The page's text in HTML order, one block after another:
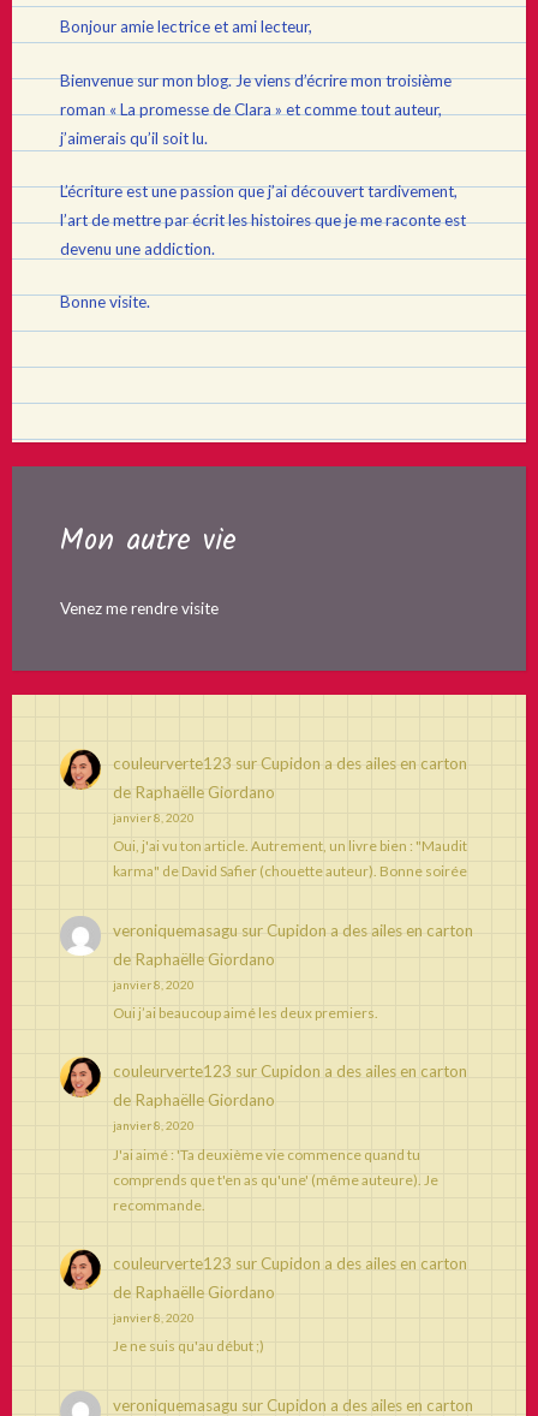
Bonjour amie lectrice et ami lecteur,
Bienvenue sur mon blog. Je viens d’écrire mon troisième
roman « La promesse de Clara » et comme tout auteur,
j’aimerais qu’il soit lu.
L’écriture est une passion que j’ai découvert tardivement,
l’art de mettre par écrit les histoires que je me raconte est
devenu une addiction.
Bonne visite.
Mon autre vie
Venez me rendre visite
couleurverte123 sur Cupidon a des ailes en carton
de Raphaëlle Giordano
janvier 8, 2020
Oui, j'ai vu ton article. Autrement, un livre bien : "Maudit
karma" de David Safier (chouette auteur). Bonne soirée
veroniquemasagu sur Cupidon a des ailes en carton
de Raphaëlle Giordano
janvier 8, 2020
Oui j’ai beaucoup aimé les deux premiers.
couleurverte123 sur Cupidon a des ailes en carton
de Raphaëlle Giordano
janvier 8, 2020
J'ai aimé : 'Ta deuxième vie commence quand tu
comprends que t'en as qu'une' (même auteure). Je
recommande.
couleurverte123 sur Cupidon a des ailes en carton
de Raphaëlle Giordano
janvier 8, 2020
Je ne suis qu'au début ;)
veroniquemasagu sur Cupidon a des ailes en carton